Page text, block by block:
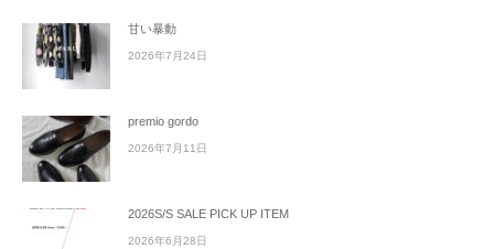
甘い暴動
2026年7月24日
premio gordo
2026年7月11日
2026S/S SALE PICK UP ITEM
2026年6月28日